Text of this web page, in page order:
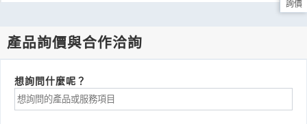
產品詢價與合作洽詢
想詢問什麼呢？
詢價